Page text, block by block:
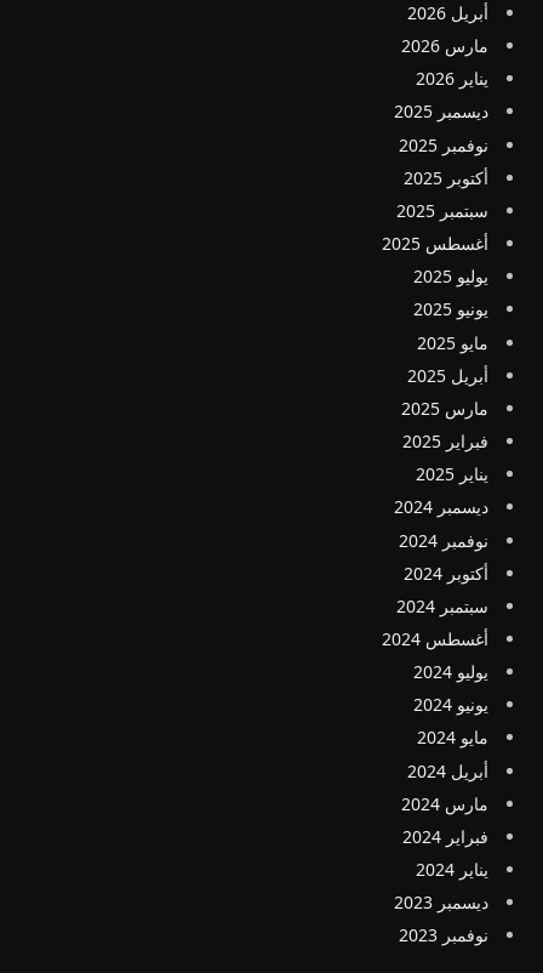
أبريل 2026
مارس 2026
يناير 2026
ديسمبر 2025
نوفمبر 2025
أكتوبر 2025
سبتمبر 2025
أغسطس 2025
يوليو 2025
يونيو 2025
مايو 2025
أبريل 2025
مارس 2025
فبراير 2025
يناير 2025
ديسمبر 2024
نوفمبر 2024
أكتوبر 2024
سبتمبر 2024
أغسطس 2024
يوليو 2024
يونيو 2024
مايو 2024
أبريل 2024
مارس 2024
فبراير 2024
يناير 2024
ديسمبر 2023
نوفمبر 2023